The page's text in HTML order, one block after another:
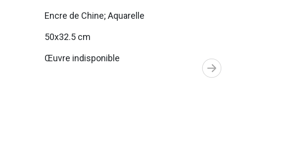
Encre de Chine; Aquarelle
50x32.5 cm
Œuvre indisponible